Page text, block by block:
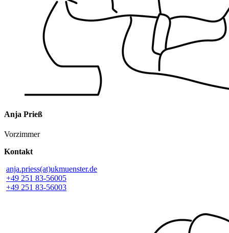
Anja Prieß
Vorzimmer
Kontakt
anja.priess(at)ukmuenster.de
+49 251 83-56005
+49 251 83-56003